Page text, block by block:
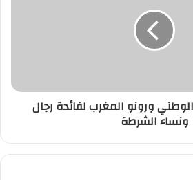
ورونو المغرب لفائدة رجال
ونساء الشرطة